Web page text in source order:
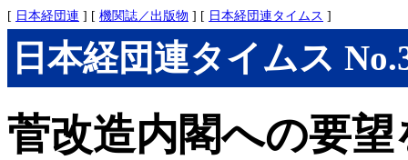
[ 日本経団連 ] [ 機関誌／出版物 ] [ 日本経団連タイムス ]
日本経団連タイムス
菅改造内閣への要望